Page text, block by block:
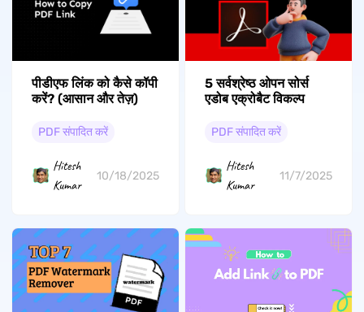
पीडीएफ लिंक को कैसे कॉपी
करें? (आसान और तेज़)
PDF संपादित करें
Hitesh
Kumar
10/18/2025
5 सर्वश्रेष्ठ ओपन सोर्स
एडोब एक्रोबैट विकल्प
PDF संपादित करें
Hitesh
Kumar
11/7/2025